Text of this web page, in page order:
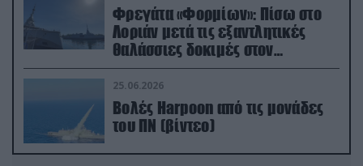
Φρεγάτα «Φορμίων»: Πίσω στο
Λοριάν μετά τις εξαντλητικές
θαλάσσιες δοκιμές στον
απαιτητικό Βισκαϊκό
25.06.2026
Βολές Harpoon από τις μονάδες
του ΠΝ (βίντεο)